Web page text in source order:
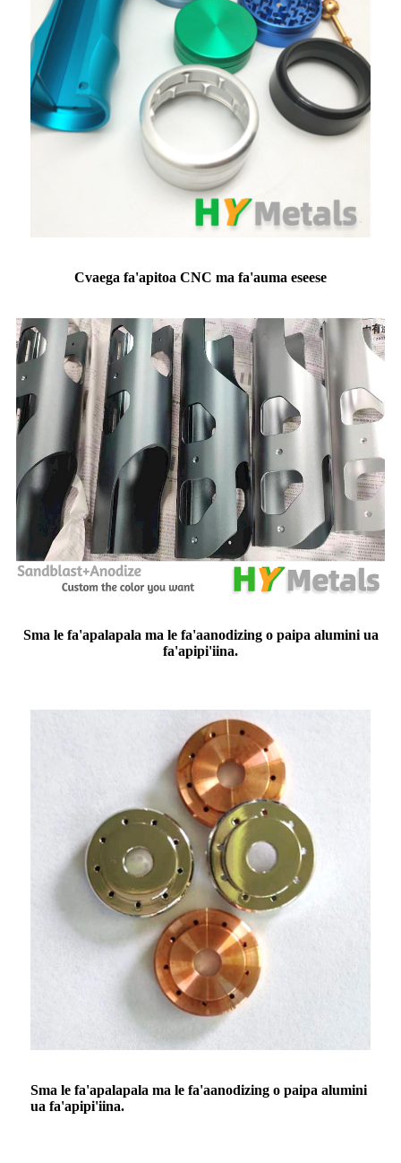
Cvaega fa'apitoa CNC ma fa'auma eseese
Sma le fa'apalapala ma le fa'aanodizing o paipa alumini ua
fa'apipi'iina.
Sma le fa'apalapala ma le fa'aanodizing o paipa alumini
ua fa'apipi'iina.